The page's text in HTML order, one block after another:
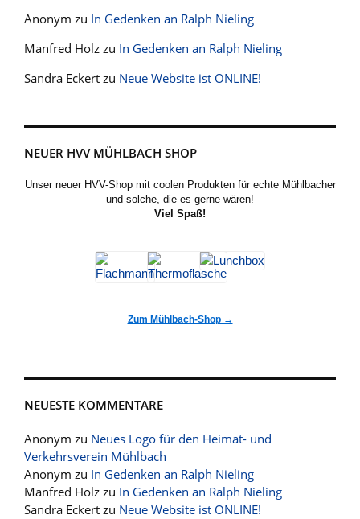
Anonym zu In Gedenken an Ralph Nieling
Manfred Holz zu In Gedenken an Ralph Nieling
Sandra Eckert zu Neue Website ist ONLINE!
NEUER HVV MÜHLBACH SHOP
Unser neuer HVV-Shop mit coolen Produkten für echte Mühlbacher
und solche, die es gerne wären!
Viel Spaß!
Zum Mühlbach-Shop →
NEUESTE KOMMENTARE
Anonym zu Neues Logo für den Heimat- und
Verkehrsverein Mühlbach
Anonym zu In Gedenken an Ralph Nieling
Manfred Holz zu In Gedenken an Ralph Nieling
Sandra Eckert zu Neue Website ist ONLINE!